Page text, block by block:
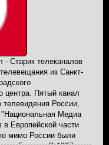
- Старик телеканалов
из Санкт-
центра. Пятый канал
телевидения России,
Медиа
Европейской части
мимо России были